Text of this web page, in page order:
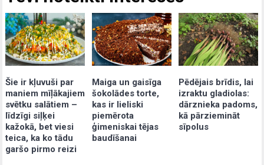
Šie ir kļuvuši par
maniem mīļākajiem
svētku salātiem –
līdzīgi siļķei
kažokā, bet viesi
teica, ka ko tādu
garšo pirmo reizi
Maiga un gaisīga
šokolādes torte,
kas ir lieliski
piemērota
ģimeniskai tējas
baudīšanai
Pēdējais brīdis, lai
izraktu gladiolas:
dārznieka padoms,
kā pārziemināt
sīpolus